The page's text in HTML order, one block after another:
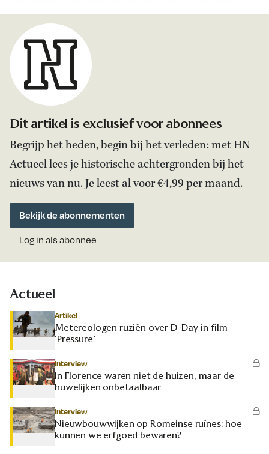
Dit artikel is exclusief voor abonnees
Begrijp het heden, begin bij het verleden: met HN
Actueel lees je historische achtergronden bij het
nieuws van nu. Je leest al voor €4,99 per maand.
Bekijk de abonnementen
Log in als abonnee
Actueel
Artikel
Metereologen ruziën over D-Day in film
‘Pressure’
Interview
In Florence waren niet de huizen, maar de
huwelijken onbetaalbaar
Interview
Nieuwbouwwijken op Romeinse ruïnes: hoe
kunnen we erfgoed bewaren?